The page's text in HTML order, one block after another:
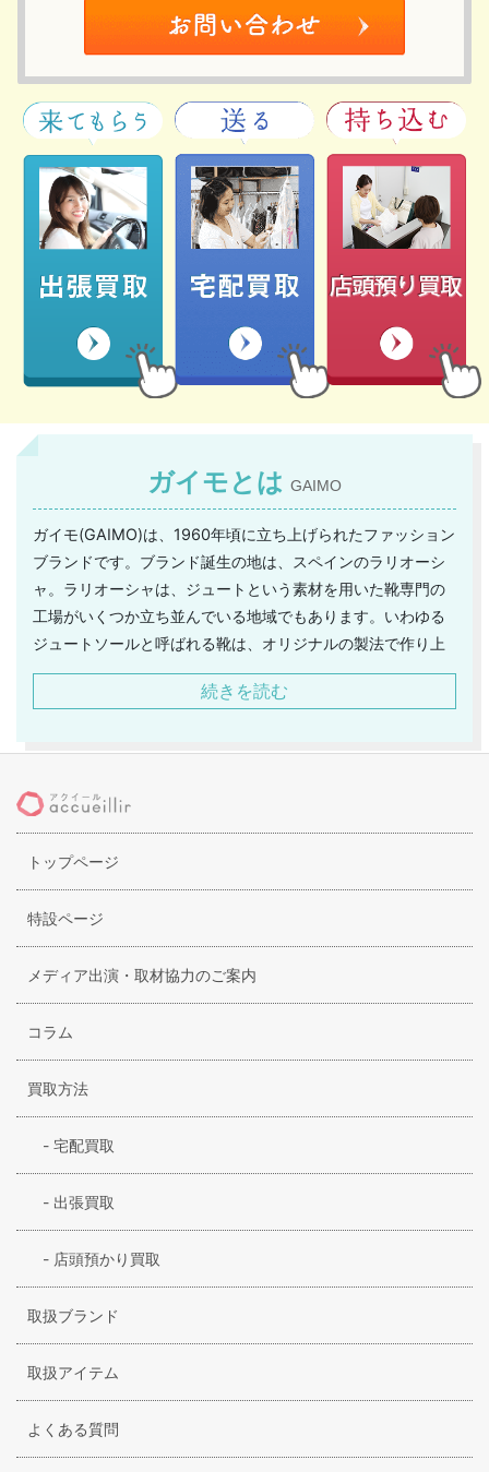
ガイモとは GAIMO
ガイモ(GAIMO)は、1960年頃に立ち上げられたファッション
ブランドです。ブランド誕生の地は、スペインのラリオーシ
ャ。ラリオーシャは、ジュートという素材を用いた靴専門の
工場がいくつか立ち並んでいる地域でもあります。いわゆる
ジュートソールと呼ばれる靴は、オリジナルの製法で作り上
げられ、様々なソールへと生まれ変わります。そして、それ
らは熟練した職人の手によって、ひとつずつ丁寧に作り上げ
トサンダルを専門的に取り扱っています。そのため、ガイモ
た、靴のアッパーには、コットンや上質な革を用いることに
よって、とてもナチュラルに仕上がっています。更に、ソー
ルに用いられているのは、天然ゴムになります。自然な仕上
がりとなっているガイモの靴は、履き心地が良く、歩きやす
く疲れにくいというメリットがあるのです。
続きを読む
トップページ
特設ページ
メディア出演・取材協力のご案内
コラム
買取方法
- 宅配買取
- 出張買取
- 店頭預かり買取
取扱ブランド
取扱アイテム
よくある質問